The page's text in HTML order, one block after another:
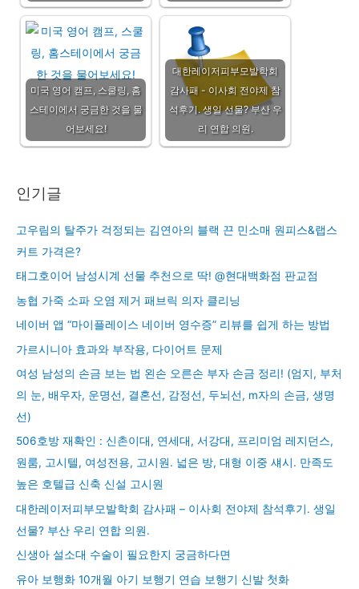
미국 영어 캠프, 스쿨링, 홈
스테이에서 궁금한 것을 물
어보세요!
대한레이저피부모발학회
감사패 - 이사회 전야제 참
석후기. 생일 선물? 부산 우
리 연합 의원.
인기글
고우림의 탈주가 걱정되는 김연아의 블랙 끈 민소매 원피스&랩스
커트 가격은?
태그호이어 남성시계 선물 추천으로 딱! @현대백화점 판교점
농협 가죽 소파 오염 제거 패브릭 의자 클리닝
네이버 앱 “마이플레이스 네이버 영수증” 리뷰를 쉽게 하는 방법
가르시니아 효과와 부작용, 다이어트 문제
여성 남성의 손금 보는 법 왼손 오른손 부자 손금 정리! (엄지, 부처
의 눈, 배우자, 운명선, 결혼선, 감정선, 두뇌선, m자의 손금, 생명
선)
506호방 재확인 : 신촌이대, 연세대, 서강대, 프리미엄 레지던스,
원룸, 고시텔, 여성전용, 고시원. 넓은 방, 대형 이중 섀시. 만족도
높은 호텔급 신축 신설 고시원
대한레이저피부모발학회 감사패 – 이사회 전야제 참석후기. 생일
선물? 부산 우리 연합 의원.
신생아 설소대 수술이 필요한지 궁금하다면
유아 보행화 10개월 아기 보행기 연습 보행기 신발 첫화